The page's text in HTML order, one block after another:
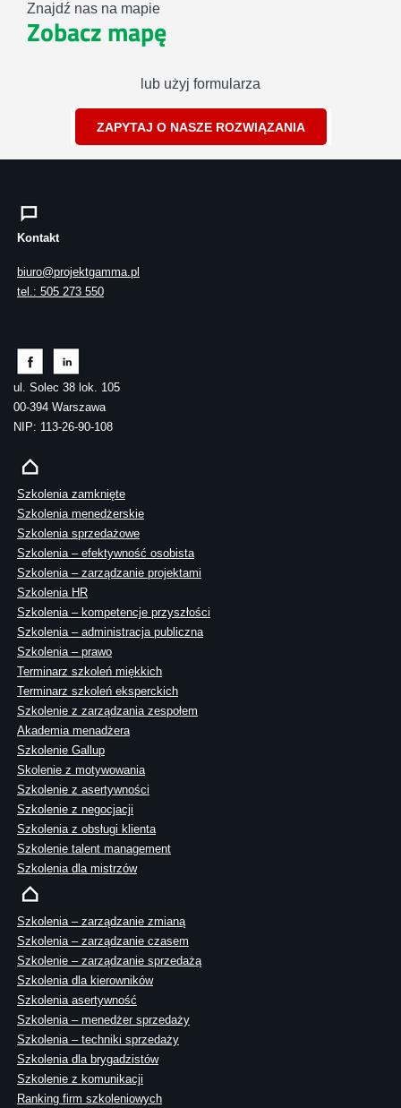
Znajdź nas na mapie
Zobacz mapę
lub użyj formularza
ZAPYTAJ O NASZE ROZWIĄZANIA
Kontakt
biuro@projektgamma.pl
tel.: 505 273 550
ul. Solec 38 lok. 105
00-394 Warszawa
NIP: 113-26-90-108
Szkolenia zamknięte
Szkolenia menedżerskie
Szkolenia sprzedażowe
Szkolenia – efektywność osobista
Szkolenia – zarządzanie projektami
Szkolenia HR
Szkolenia – kompetencje przyszłości
Szkolenia – administracja publiczna
Szkolenia – prawo
Terminarz szkoleń miękkich
Terminarz szkoleń eksperckich
Szkolenie z zarządzania zespołem
Akademia menadżera
Szkolenie Gallup
Skolenie z motywowania
Szkolenie z asertywności
Szkolenie z negocjacji
Szkolenia z obsługi klienta
Szkolenie talent management
Szkolenia dla mistrzów
Szkolenia – zarządzanie zmianą
Szkolenia – zarządzanie czasem
Szkolenie – zarządzanie sprzedażą
Szkolenia dla kierowników
Szkolenia asertywność
Szkolenia – menedżer sprzedaży
Szkolenia – techniki sprzedaży
Szkolenia dla brygadzistów
Szkolenie z komunikacji
Ranking firm szkoleniowych